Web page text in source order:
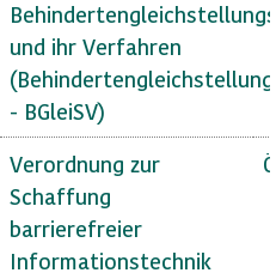
und ihr Verfahren
- BGleiSV)
Verordnung zur
Schaffung
barrierefreier
Informationstechnik